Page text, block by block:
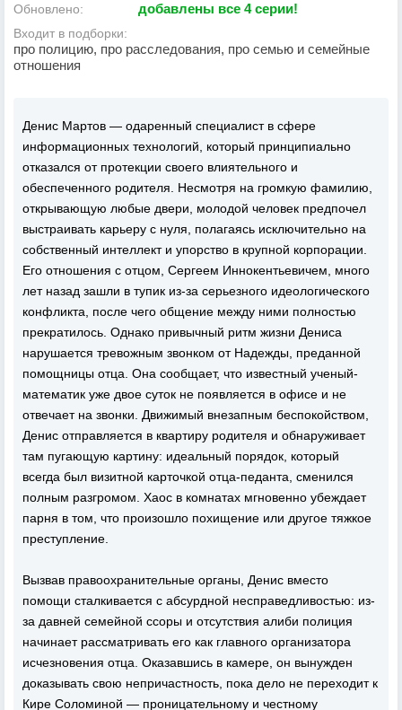
Обновлено: добавлены все 4 серии!
Входит в подборки:
про полицию, про расследования, про семью и семейные
отношения
Денис Мартов — одаренный специалист в сфере
информационных технологий, который принципиально
отказался от протекции своего влиятельного и
обеспеченного родителя. Несмотря на громкую фамилию,
открывающую любые двери, молодой человек предпочел
выстраивать карьеру с нуля, полагаясь исключительно на
собственный интеллект и упорство в крупной корпорации.
Его отношения с отцом, Сергеем Иннокентьевичем, много
лет назад зашли в тупик из-за серьезного идеологического
конфликта, после чего общение между ними полностью
прекратилось. Однако привычный ритм жизни Дениса
нарушается тревожным звонком от Надежды, преданной
помощницы отца. Она сообщает, что известный ученый-
математик уже двое суток не появляется в офисе и не
отвечает на звонки. Движимый внезапным беспокойством,
Денис отправляется в квартиру родителя и обнаруживает
там пугающую картину: идеальный порядок, который
всегда был визитной карточкой отца-педанта, сменился
полным разгромом. Хаос в комнатах мгновенно убеждает
парня в том, что произошло похищение или другое тяжкое
преступление.
Вызвав правоохранительные органы, Денис вместо
помощи сталкивается с абсурдной несправедливостью: из-
за давней семейной ссоры и отсутствия алиби полиция
начинает рассматривать его как главного организатора
исчезновения отца. Оказавшись в камере, он вынужден
доказывать свою непричастность, пока дело не переходит к
Кире Соломиной — проницательному и честному